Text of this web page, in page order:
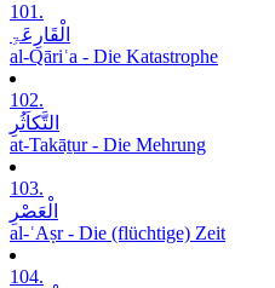
101.
الْقَارِعَۃِ
al-Qāriʿa - Die Katastrophe
102.
التَّکاَثُرِ
at-Takāṯur - Die Mehrung
103.
الْعَصْرِ
al-ʿAṣr - Die (flüchtige) Zeit
104.